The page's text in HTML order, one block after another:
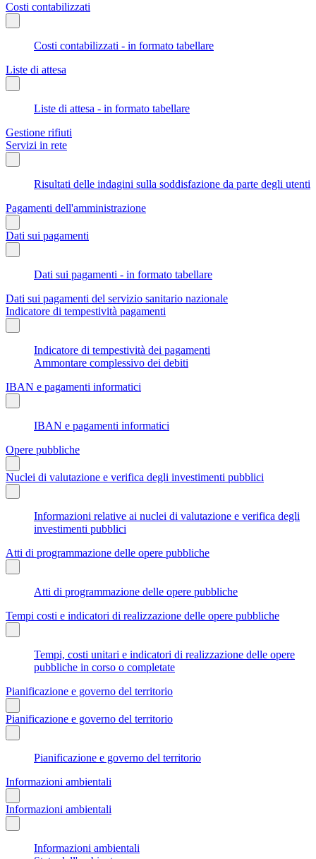
Costi contabilizzati
Costi contabilizzati - in formato tabellare
Liste di attesa
Liste di attesa - in formato tabellare
Gestione rifiuti
Servizi in rete
Risultati delle indagini sulla soddisfazione da parte degli utenti
Pagamenti dell'amministrazione
Dati sui pagamenti
Dati sui pagamenti - in formato tabellare
Dati sui pagamenti del servizio sanitario nazionale
Indicatore di tempestività pagamenti
Indicatore di tempestività dei pagamenti
Ammontare complessivo dei debiti
IBAN e pagamenti informatici
IBAN e pagamenti informatici
Opere pubbliche
Nuclei di valutazione e verifica degli investimenti pubblici
Informazioni relative ai nuclei di valutazione e verifica degli
investimenti pubblici
Atti di programmazione delle opere pubbliche
Atti di programmazione delle opere pubbliche
Tempi costi e indicatori di realizzazione delle opere pubbliche
Tempi, costi unitari e indicatori di realizzazione delle opere
pubbliche in corso o completate
Pianificazione e governo del territorio
Pianificazione e governo del territorio
Pianificazione e governo del territorio
Informazioni ambientali
Informazioni ambientali
Informazioni ambientali